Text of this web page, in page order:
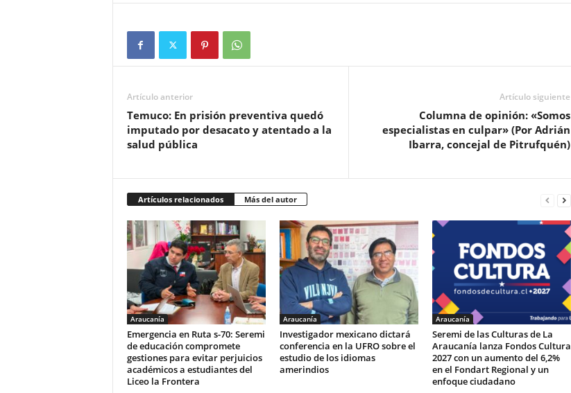
Artículo anterior
Temuco: En prisión preventiva quedó
imputado por desacato y atentado a la
salud pública
Artículo siguiente
Columna de opinión: «Somos
especialistas en culpar» (Por Adrián
Ibarra, concejal de Pitrufquén)
Artículos relacionados Más del autor
Araucanía
Emergencia en Ruta s-70: Seremi
de educación compromete
gestiones para evitar perjuicios
académicos a estudiantes del
Liceo la Frontera
Araucanía
Investigador mexicano dictará
conferencia en la UFRO sobre el
estudio de los idiomas
amerindios
Araucanía
Seremi de las Culturas de La
Araucanía lanza Fondos Cultura
2027 con un aumento del 6,2%
en el Fondart Regional y un
enfoque ciudadano